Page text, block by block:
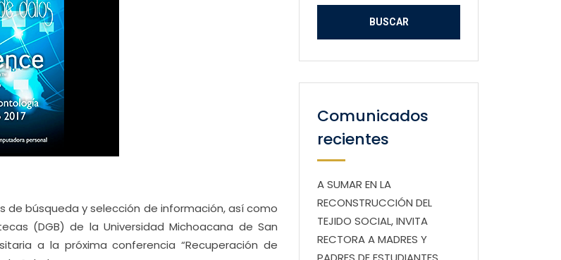
búsqueda y selección de información, así como
(DGB) de la Universidad Michoacana de San
a la próxima conferencia “Recuperación de
Comunicados
recientes
A SUMAR EN LA
RECONSTRUCCIÓN DEL
TEJIDO SOCIAL, INVITA
RECTORA A MADRES Y